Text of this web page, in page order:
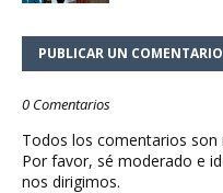
PUBLICAR UN COMENTARIO
0 Comentarios
Todos los comentarios son
Por favor, sé moderado e
nos dirigimos.